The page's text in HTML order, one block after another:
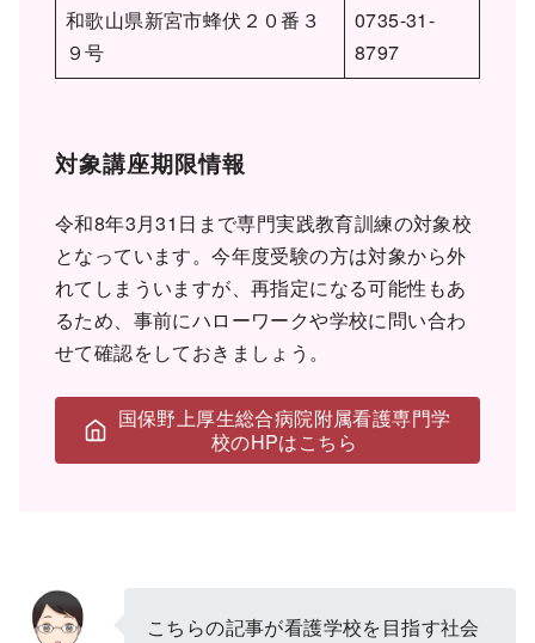
和歌山県新宮市蜂伏２０番３
９号
0735-31-
8797
対象講座期限情報
令和8年3月31日まで専門実践教育訓練の対象校
となっています。今年度受験の方は対象から外
れてしまういますが、再指定になる可能性もあ
るため、事前にハローワークや学校に問い合わ
せて確認をしておきましょう。
国保野上厚生総合病院附属看護専門学
校のHPはこちら
こちらの記事が看護学校を目指す社会